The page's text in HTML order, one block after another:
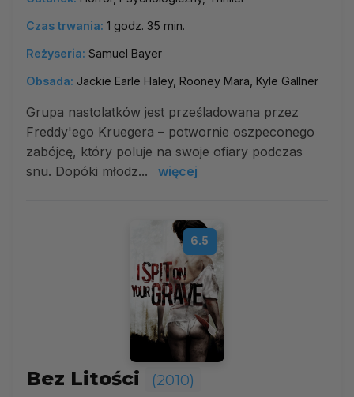
Czas trwania: 1 godz. 35 min.
Reżyseria: Samuel Bayer
Obsada: Jackie Earle Haley, Rooney Mara, Kyle Gallner
Grupa nastolatków jest prześladowana przez
Freddy'ego Kruegera – potwornie oszpeconego
zabójcę, który poluje na swoje ofiary podczas
snu. Dopóki młodz...
więcej
6.5
Bez Litości (2010)